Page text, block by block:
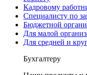
Кадровому
Специалисту по
Бюджетной
Для малой
Для средней и
Бухгалтеру